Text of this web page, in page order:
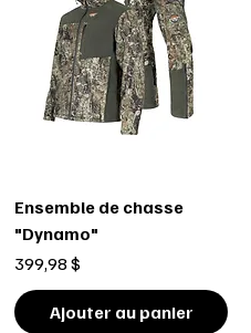
Ensemble de chasse
"Dynamo"
Prix
399,98 $
Ajouter au panier